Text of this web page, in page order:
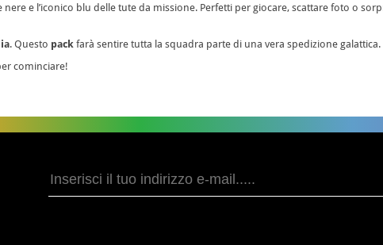
e l’iconico blu delle tute da missione. Perfetti per giocare, scattare foto o
. Questo pack farà sentire tutta la squadra parte di una vera spedizione galattica.
cominciare!